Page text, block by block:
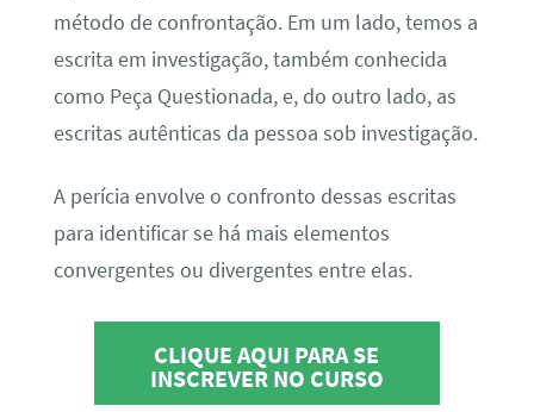
método de confrontação. Em um lado, temos a
escrita em investigação, também conhecida
como Peça Questionada, e, do outro lado, as
escritas autênticas da pessoa sob investigação.
A perícia envolve o confronto dessas escritas
para identificar se há mais elementos
convergentes ou divergentes entre elas.
CLIQUE AQUI PARA SE
INSCREVER NO CURSO